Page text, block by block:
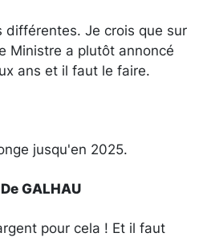
différentes. Je crois que sur
Ministre a plutôt annoncé
ans et il faut le faire.
jusqu'en 2025.
GALHAU
pour cela ! Et il faut